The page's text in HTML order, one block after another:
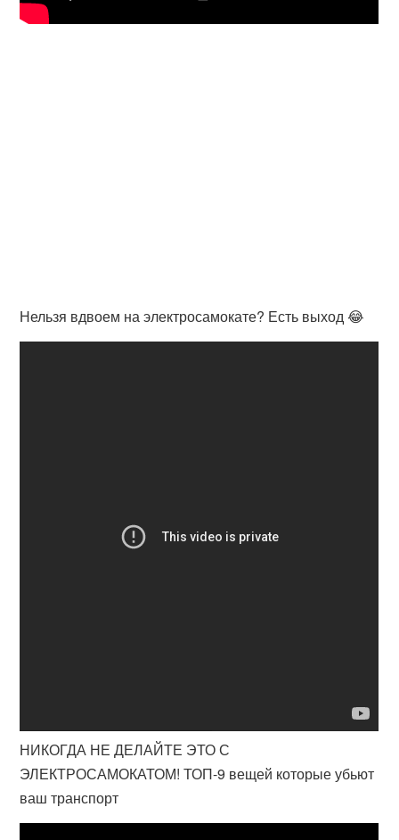
Нельзя вдвоем на электросамокате? Есть выход 😂
НИКОГДА НЕ ДЕЛАЙТЕ ЭТО С
ЭЛЕКТРОСАМОКАТОМ! ТОП-9 вещей которые убьют
ваш транспорт